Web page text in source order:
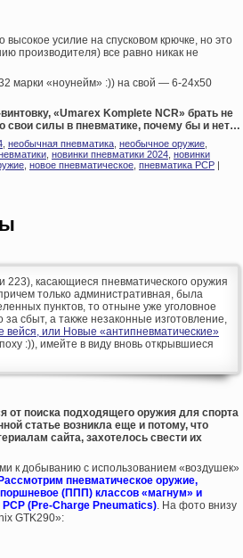
усилие на спусковом крючке, но это
производителя) все равно никак не
марки «ноунейм» :)) на свой — 6-24х50
«Umarex Komplete NCR» брать не
свои силы в пневматике, почему бы и нет…
необычная пневматика необычное оружие
новинки пневматики 2024 новинки
новое пневматическое пневматика PCP |
223), касающиеся пневматического оружия
только административная, была
пунктов, то отныне уже уголовное
сбыт, а также незаконные изготовление,
вейся, или Новые «антипневматические»
:)), имейте в виду вновь открывшиеся
от поиска подходящего оружия для спорта
статье возникла еще и потому, что
сайта, захотелось свести их
к добыванию с использованием «воздушек»
пневматическое оружие,
(ППП) классов «магнум» и
(Pre-Charge Pneumatics). На фото внизу
GTK290»: